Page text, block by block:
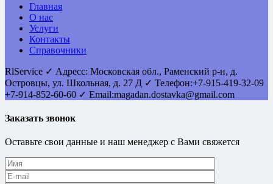
Главная
О нас
Услуги
Контакты
Справочники
RlService ✓ Адресс: Московская обл., Раменский р-н, д.
Островцы, ул. Школьная, д. 27 Д ✓ Телефон:+7-915-419-32-09
+7-914-852-60-60 ✓ Email:magadan.dostavka@gmail.com
Заказать звонок
Оставьте свои данные и наш менеджер с Вами свяжется